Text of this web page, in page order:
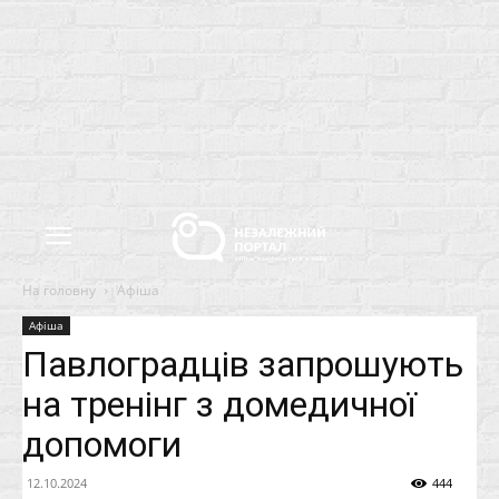
На головну Афіша
Афіша
Павлоградців запрошують
на тренінг з домедичної
допомоги
12.10.2024 444